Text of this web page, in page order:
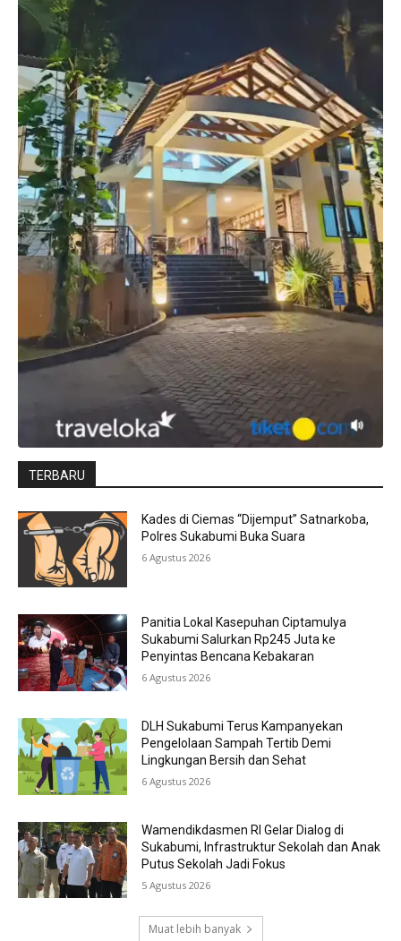
TERBARU
Kades di Ciemas “Dijemput” Satnarkoba,
Polres Sukabumi Buka Suara
6 Agustus 2026
Panitia Lokal Kasepuhan Ciptamulya
Sukabumi Salurkan Rp245 Juta ke
Penyintas Bencana Kebakaran
6 Agustus 2026
DLH Sukabumi Terus Kampanyekan
Pengelolaan Sampah Tertib Demi
Lingkungan Bersih dan Sehat
6 Agustus 2026
Wamendikdasmen RI Gelar Dialog di
Sukabumi, Infrastruktur Sekolah dan Anak
Putus Sekolah Jadi Fokus
5 Agustus 2026
Muat lebih banyak